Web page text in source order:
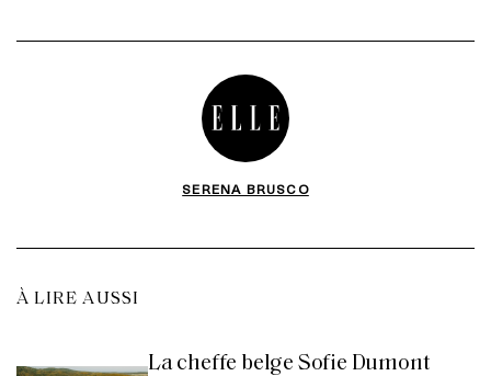
SERENA BRUSCO
À LIRE AUSSI
La cheffe belge Sofie Dumont